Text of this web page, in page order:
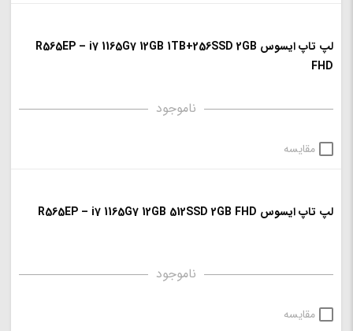
لپ تاپ ایسوس R565EP – i7 1165G7 12GB 1TB+256SSD 2GB
FHD
ناموجود
مقایسه
لپ تاپ ایسوس R565EP – i7 1165G7 12GB 512SSD 2GB FHD
ناموجود
مقایسه